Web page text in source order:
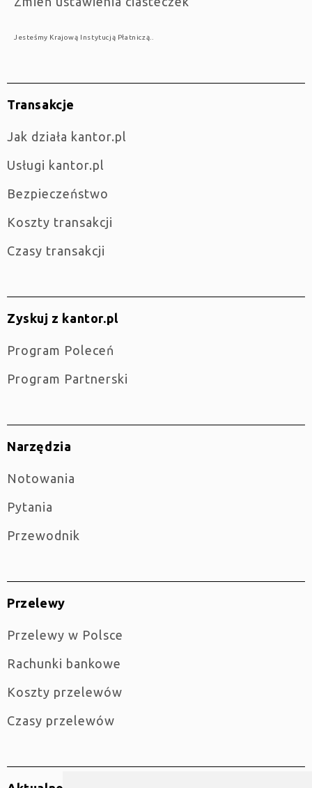
Jesteśmy Krajową Instytucją Płatniczą..
Transakcje
jak działa kantor.pl
Usługi kantor.pl
Bezpieczeństwo
Koszty transakcji
Czasy transakcji
Zyskuj z kantor.pl
Program Poleceń
Program Partnerski
Narzędzia
Notowania
Pytania
Przewodnik
Przelewy
Przelewy w Polsce
Rachunki bankowe
Koszty przelewów
Czasy przelewów